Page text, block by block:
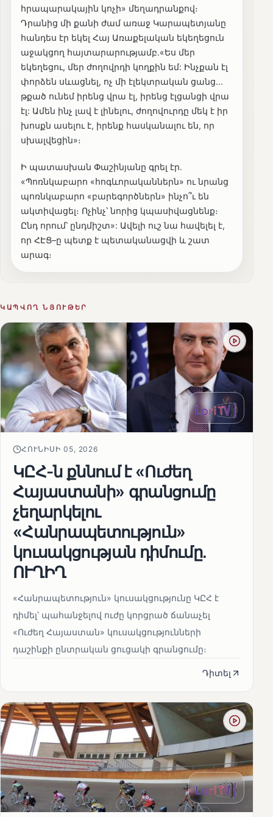
հրապարակային կոչի» մեղադրանքով։
Դրանից մի քանի ժամ առաջ Կարապետյանը
հանդես էր եկել Հայ Առաքելական եկեղեցուն
աջակցող հայտարարությամբ․«Ես մեր
եկեղեցու, մեր ժողովրդի կողքին եմ: Ինչքան էլ
փորձեն սևացնել, ոչ մի էլեկտրական ցանց...
թքած ունեմ իրենց վրա էլ, իրենց էլցանցի վրա
էլ: Ամեն ինչ լավ է լինելու, ժողովուրդը մեկ է իր
խոսքն ասելու է, իրենք հասկանալու են, որ
սխալվեցին»։
Ի պատասխան Փաշինյանը գրել էր․
«Պոռնկաբարո «հոգևորականներն» ու նրանց
պոռնկաբարո «բարեգործներն» ինչո՞ւ են
ակտիվացել։ Ոչինչ՝ նորից կպասիվացնենք։
Ընդ որում՝ ընդմիշտ»: Ավելի ուշ նա հավելել է,
որ ՀԷՑ–ը պետք է պետականացվի և շատ
արագ։
ԿԱՊՎՈՂ ՆՅՈՒԹԵՐ
ՀՈՒՆԻՍԻ 05, 2026
ԿԸՀ-ն քննում է «Ուժեղ
Հայաստանի» գրանցումը
չեղարկելու
«Հանրապետություն»
կուսակցության դիմումը.
ՈՒՂԻՂ
«Հանրապետություն» կուսակցությունը ԿԸՀ է
դիմել՝ պահանջելով ուժը կորցրած ճանաչել
«Ուժեղ Հայաստան» կուսակցությունների
դաշինքի ընտրական ցուցակի գրանցումը։
Դիտել